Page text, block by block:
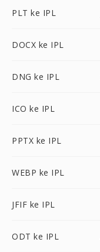
PLT ke IPL
DOCX ke IPL
DNG ke IPL
ICO ke IPL
PPTX ke IPL
WEBP ke IPL
JFIF ke IPL
ODT ke IPL